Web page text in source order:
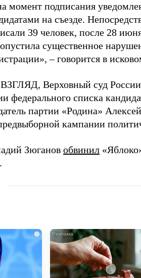
момент подписания
на съезде.
39 человек, после 28
существенное
– говорится в
ВЗГЛЯД, Верховный суд России
федерального списка
партии «Родина»
кампании
Зюганов обвинил
i